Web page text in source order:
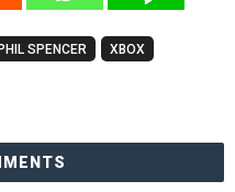
PHIL SPENCER XBOX